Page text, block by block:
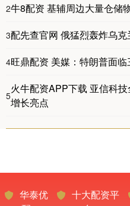
2牛8配资 基辅周边大量仓储
3配先查官网 俄猛烈轰炸乌
4旺鼎配资 美媒：特朗普面
5
火牛配资APP下载 亚信科
增长亮点
华泰优
十大配资平